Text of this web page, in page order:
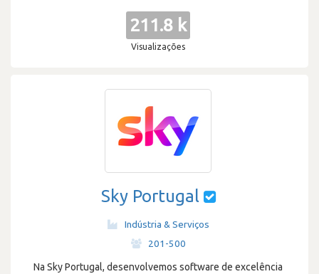
211.8 k
Visualizações
Sky Portugal
Indústria & Serviços
201-500
Na Sky Portugal, desenvolvemos software de excelência